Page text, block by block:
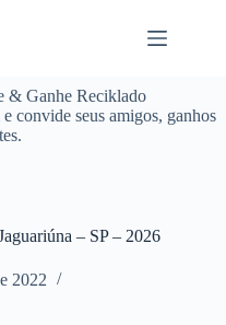
& Ganhe Reciklado
e convide seus amigos, ganhos
– SP – 2026
2022